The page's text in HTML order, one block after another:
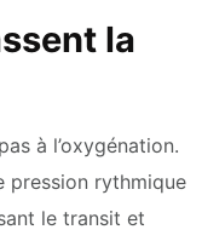
la
à l’oxygénation.
pression rythmique
le transit et